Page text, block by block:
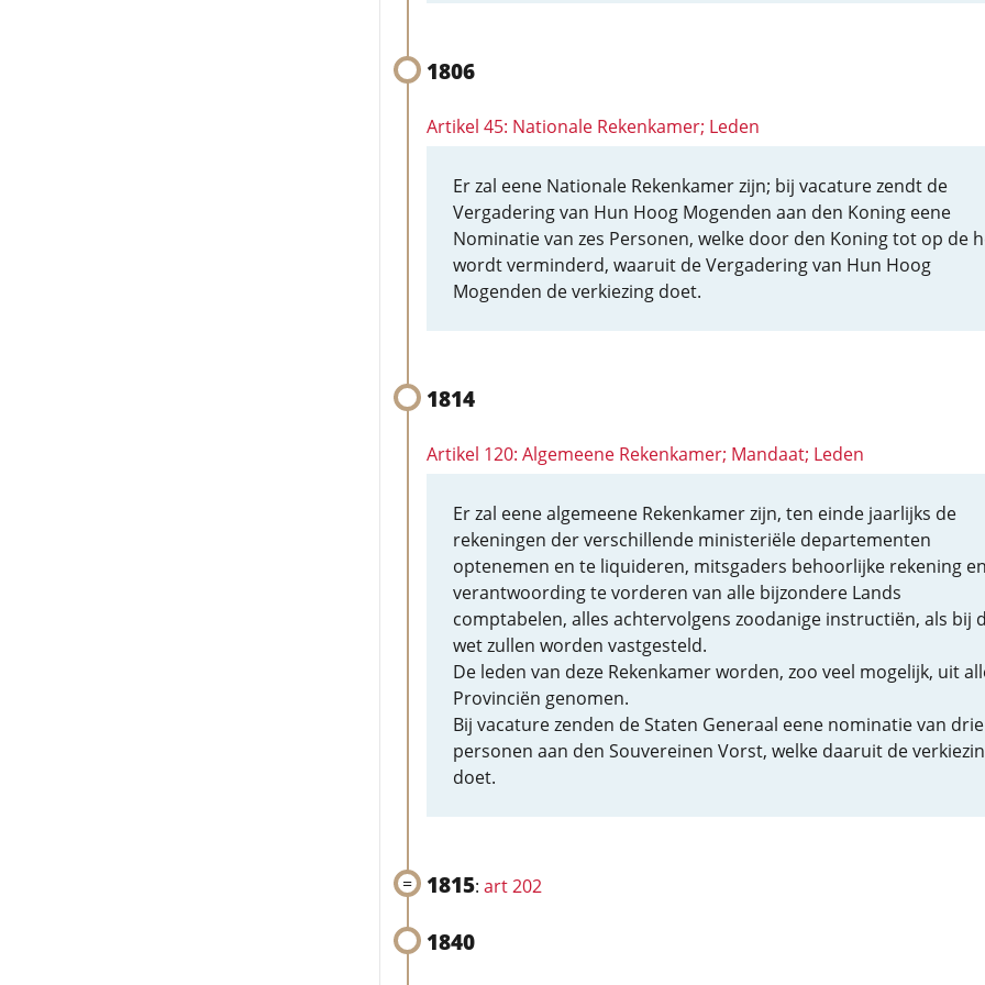
1806
Artikel 45: Nationale Rekenkamer; Leden
Er zal eene Nationale Rekenkamer zijn; bij vacature zendt de
Vergadering van Hun Hoog Mogenden aan den Koning eene
Nominatie van zes Personen, welke door den Koning tot op de
wordt verminderd, waaruit de Vergadering van Hun Hoog
Mogenden de verkiezing doet.
1814
Artikel 120: Algemeene Rekenkamer; Mandaat; Leden
Er zal eene algemeene Rekenkamer zijn, ten einde jaarlijks de
rekeningen der verschillende ministeriële departementen
optenemen en te liquideren, mitsgaders behoorlijke rekening
verantwoording te vorderen van alle bijzondere Lands
comptabelen, alles achtervolgens zoodanige instructiën, als bij
wet zullen worden vastgesteld.
De leden van deze Rekenkamer worden, zoo veel mogelijk, uit
Provinciën genomen.
Bij vacature zenden de Staten Generaal eene nominatie van drie
personen aan den Souvereinen Vorst, welke daaruit de
doet.
1815: art 202
1840